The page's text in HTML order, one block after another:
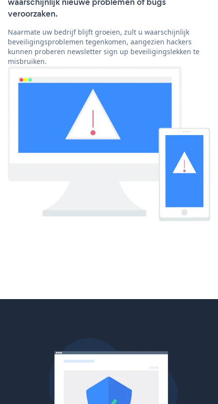
veroorzaken.
Naarmate uw bedrijf blijft groeien, zult u waarschijnlijk
beveiligingsproblemen tegenkomen, aangezien hackers
kunnen proberen newsletter sign up beveiligingslekken te
misbruiken.